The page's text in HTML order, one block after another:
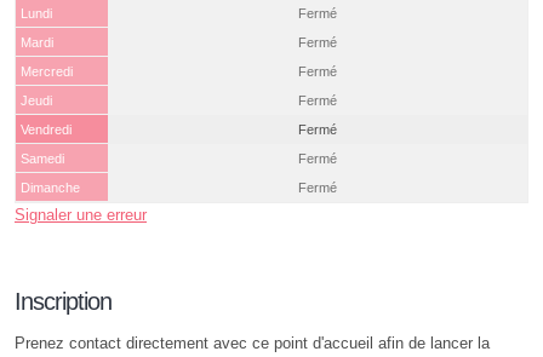
Lundi
Fermé
Mardi
Fermé
Mercredi
Fermé
Jeudi
Fermé
Vendredi
Fermé
Samedi
Fermé
Dimanche
Fermé
Signaler une erreur
Inscription
Prenez contact directement avec ce point d'accueil afin de lancer la